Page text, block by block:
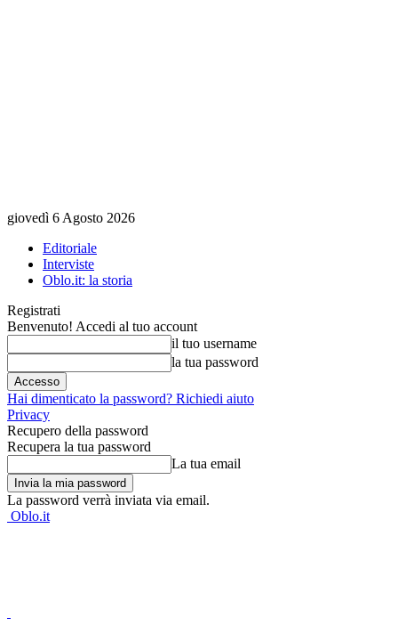
giovedì 6 Agosto 2026
Editoriale
Interviste
Oblo.it: la storia
Registrati
Benvenuto! Accedi al tuo account
il tuo username
la tua password
Hai dimenticato la password? Richiedi aiuto
Privacy
Recupero della password
Recupera la tua password
La tua email
La password verrà inviata via email.
Oblo.it